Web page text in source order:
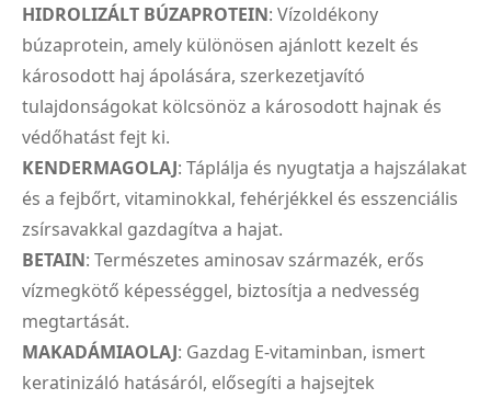
HIDROLIZÁLT BÚZAPROTEIN: Vízoldékony
búzaprotein, amely különösen ajánlott kezelt és
károsodott haj ápolására, szerkezetjavító
tulajdonságokat kölcsönöz a károsodott hajnak és
védőhatást fejt ki.
KENDERMAGOLAJ: Táplálja és nyugtatja a hajszálakat
és a fejbőrt, vitaminokkal, fehérjékkel és esszenciális
zsírsavakkal gazdagítva a hajat.
BETAIN: Természetes aminosav származék, erős
vízmegkötő képességgel, biztosítja a nedvesség
megtartását.
MAKADÁMIAOLAJ: Gazdag E-vitaminban, ismert
keratinizáló hatásáról, elősegíti a hajsejtek